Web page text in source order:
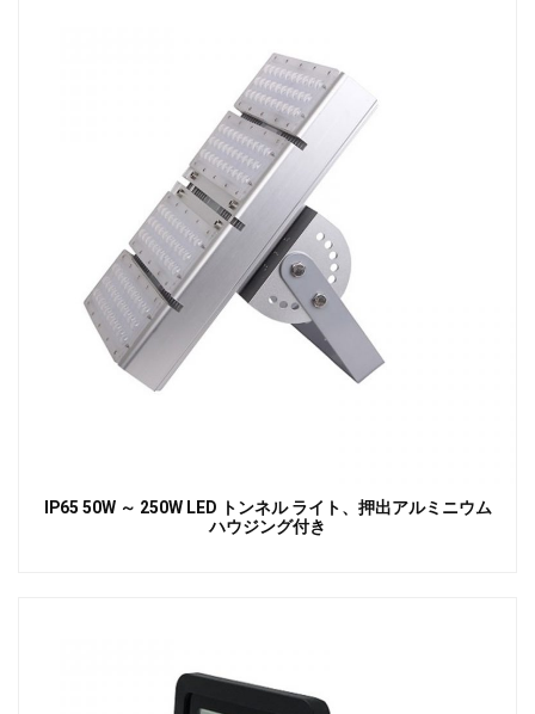
IP65 50W ～ 250W LED トンネル ライト、押出アルミニウム
ハウジング付き